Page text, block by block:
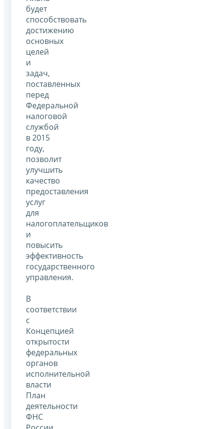
будет
способствовать
достижению
основных
целей
и
задач,
поставленных
перед
Федеральной
налоговой
службой
в 2015
году,
позволит
улучшить
качество
предоставления
услуг
для
налогоплательщиков
и
повысить
эффективность
государственного
управления.
В
соответствии
с
Концепцией
открытости
федеральных
органов
исполнительной
власти
План
деятельности
ФНС